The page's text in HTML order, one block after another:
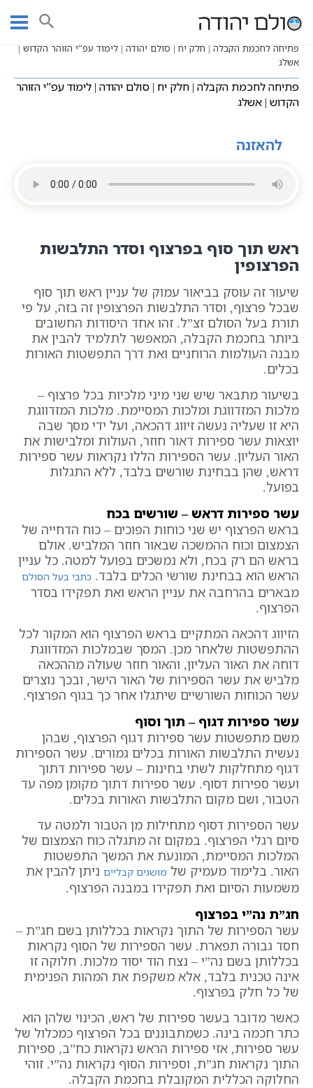
עמוד ראשי שיעורי וידאו
פתיחה לחכמת הקבלה - הרב יוחאי ימיני
פתיחה לחכמת הקבלה | חלק יח | סולם יהודה | לימוד עפ”י הזוהר הקדוש |
אשלג
פתיחה לחכמת הקבלה | חלק יח | סולם יהודה | לימוד עפ”י הזוהר
הקדוש | אשלג
להאזנה
ראש תוך סוף בפרצוף וסדר התלבשות
הפרצופין
שיעור זה עוסק בביאור עמוק של עניין ראש תוך סוף
שבכל פרצוף, וסדר התלבשות הפרצופין זה בזה, על פי
תורת בעל הסולם זצ”ל. זהו אחד היסודות החשובים
ביותר בחכמת הקבלה, המאפשר לתלמיד להבין את
מבנה העולמות הרוחניים ואת דרך התפשטות האורות
בכלים.
בשיעור מתבאר שיש שני מיני מלכיות בכל פרצוף –
מלכות המזדווגת ומלכות המסיימת. מלכות המזדווגת
היא זו שעליה נעשה זיווג דהכאה, ועל ידי מסך שבה
יוצאות עשר ספירות דאור חוזר, העולות ומלבישות את
האור העליון. עשר הספירות הללו נקראות עשר ספירות
דראש, שהן בבחינת שורשים בלבד, ללא התגלות
בפועל.
עשר ספירות דראש – שורשים בכח
בראש הפרצוף יש שני כוחות הפוכים – כוח הדחייה של
הצמצום וכוח ההמשכה שבאור חוזר המלביש. אולם
בראש הם רק בכח, ולא נמשכים בפועל למטה. כל עניין
הראש הוא בבחינת שורשי הכלים בלבד. כתבי בעל הסולם
מבארים בהרחבה את עניין הראש ואת תפקידו בסדר
הפרצוף.
הזיווג דהכאה המתקיים בראש הפרצוף הוא המקור לכל
ההתפשטות שלאחר מכן. המסך שבמלכות המזדווגת
דוחה את האור העליון, והאור חוזר שעולה מההכאה
מלביש את עשר הספירות של האור הישר, ובכך נוצרים
עשר הכוחות השורשיים שיתגלו אחר כך בגוף הפרצוף.
עשר ספירות דגוף – תוך וסוף
משם מתפשטות עשר ספירות דגוף הפרצוף, שבהן
נעשית התלבשות האורות בכלים גמורים. עשר הספירות
דגוף מתחלקות לשתי בחינות – עשר ספירות דתוך
ועשר ספירות דסוף. עשר ספירות דתוך מקומן מפה עד
הטבור, ושם מקום התלבשות האורות בכלים.
עשר הספירות דסוף מתחילות מן הטבור ולמטה עד
סיום רגלי הפרצוף. במקום זה מתגלה כוח הצמצום של
המלכות המסיימת, המונעת את המשך התפשטות
האור. בלימוד מעמיק של מושגים קבליים ניתן להבין את
משמעות הסיום ואת תפקידו במבנה הפרצוף.
חג”ת נה”י בפרצוף
עשר הספירות של התוך נקראות בכללותן בשם חג”ת –
חסד גבורה תפארת. עשר הספירות של הסוף נקראות
בכללותן בשם נה”י – נצח הוד יסוד מלכות. חלוקה זו
אינה טכנית בלבד, אלא משקפת את המהות הפנימית
של כל חלק בפרצוף.
כאשר מדובר בעשר ספירות של ראש, הכינוי שלהן הוא
כתר חכמה בינה. כשמתבוננים בכל הפרצוף כמכלול של
עשר ספירות, אזי ספירות הראש נקראות כח”ב, ספירות
התוך נקראות חג”ת, וספירות הסוף נקראות נה”י. זוהי
החלוקה הכללית המקובלת בחכמת הקבלה.